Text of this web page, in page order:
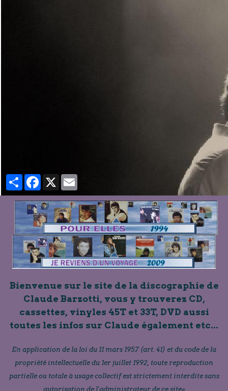
PartagerFacebook
X
Bienvenue sur le site de la discographie de
Claude Barzotti, vous y trouverez CD,
cassettes, vinyles 45T et 33T, DVD aussi
toutes les infos sur Claude également etc...
En application de la loi du 11 mars 1957 (art. 41) et du code de la
propriété intellectuelle du 1er juillet 1992, toute reproduction
partielle ou totale à usage collectif est strictement interdite sans
autorisation de l'administrateur de ce site»